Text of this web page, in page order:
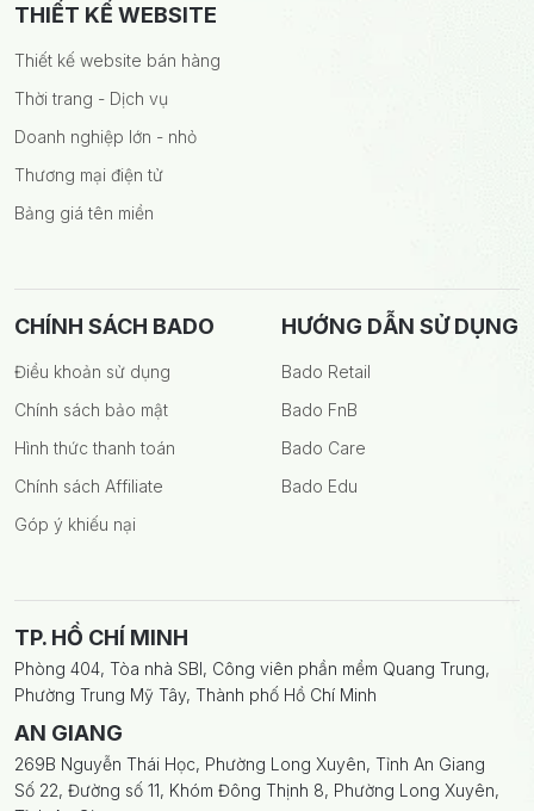
THIẾT KẾ WEBSITE
Thiết kế website bán hàng
Thời trang - Dịch vụ
Doanh nghiệp lớn - nhỏ
Thương mại điện tử
Bảng giá tên miền
TP. HỒ CHÍ MINH
Phòng 404, Tòa nhà SBI, Công viên phần mềm Quang Trung,
Phường Trung Mỹ Tây, Thành phố Hồ Chí Minh
AN GIANG
269B Nguyễn Thái Học, Phường Long Xuyên, Tỉnh An Giang
Số 22, Đường số 11, Khóm Đông Thịnh 8, Phường Long Xuyên,
CHÍNH SÁCH BADO
Điều khoản sử dụng
Chính sách bảo mật
Hình thức thanh toán
Chính sách Affiliate
Góp ý khiếu nại
HƯỚNG DẪN SỬ DỤNG
Bado Retail
Bado FnB
Bado Care
Bado Edu